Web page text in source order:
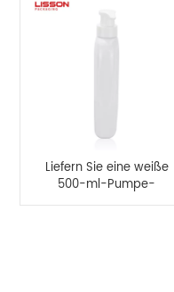
Liefern Sie eine weiße
500-ml-Pumpe-
Flasche mit flacher